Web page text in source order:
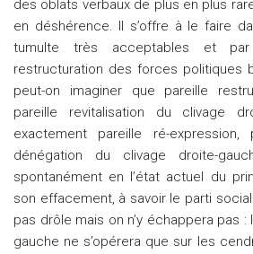
des oblats verbaux de plus en plus
en déshérence. Il s’offre à le faire
tumulte très acceptables et
restructuration des forces politiques
peut-on imaginer que pareille
pareille revitalisation du clivage
exactement pareille ré-
dénégation du clivage droite-
spontanément en l’état actuel du
son effacement, à savoir le parti
pas drôle mais on n’y échappera pas
gauche ne s’opérera que sur les